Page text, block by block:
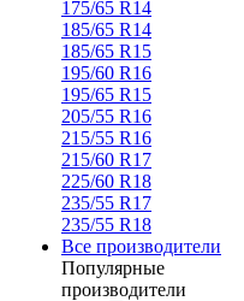
175/65 R14
185/65 R14
185/65 R15
195/60 R16
195/65 R15
205/55 R16
215/55 R16
215/60 R17
225/60 R18
235/55 R17
235/55 R18
Все производители
Популярные
производители